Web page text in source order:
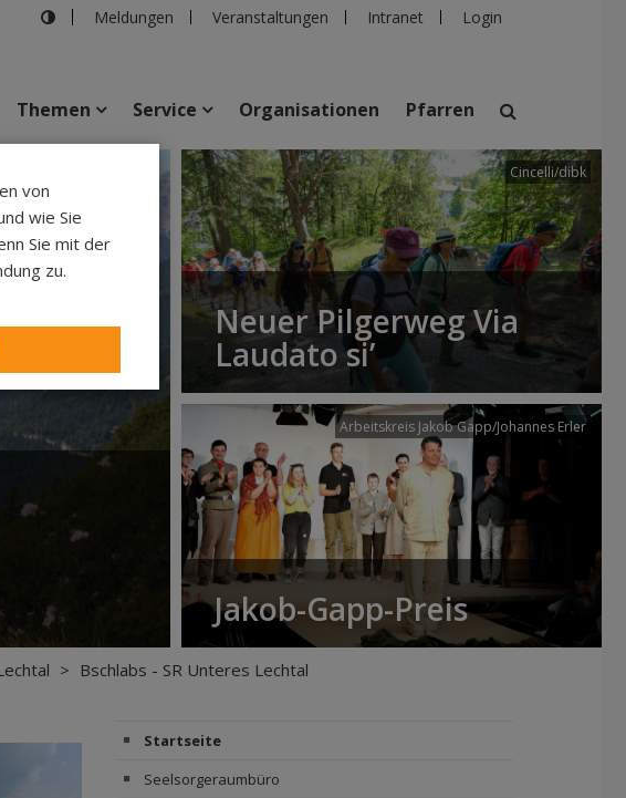
Meldungen Veranstaltungen Intranet Login
suchen
Veranstaltungen Personen Pfarren Einrichtungen
Themen Service Organisationen Pfarren
Cincelli/dibk
Neuer Pilgerweg Via
Laudato si’
Arbeitskreis Jakob Gapp/Johannes Erler
Jakob-Gapp-Preis
> Bschlabs - SR Unteres Lechtal
Startseite
Seelsorgeraumbüro
von
wie Sie
Sie mit der
zu.